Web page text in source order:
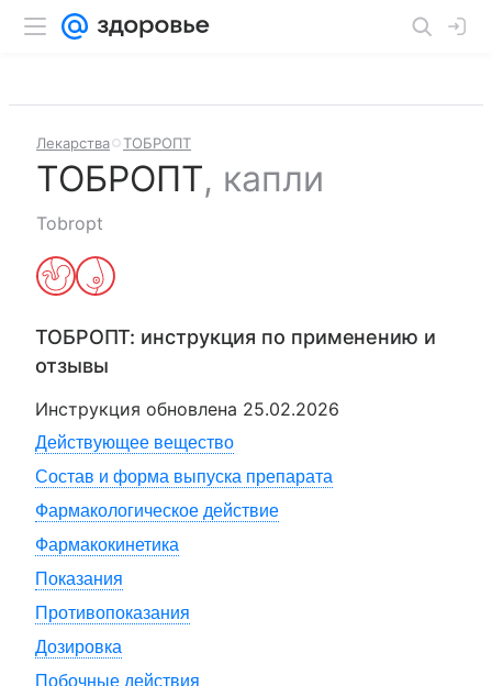
Лекарства ТОБРОПТ
ТОБРОПТ, капли
Tobropt
ТОБРОПТ: инструкция по применению и
отзывы
Инструкция обновлена 25.02.2026
Действующее вещество
Состав и форма выпуска препарата
Фармакологическое действие
Фармакокинетика
Показания
Противопоказания
Дозировка
Побочные действия